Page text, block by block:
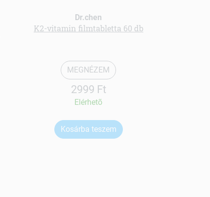
Dr.chen
K2-vitamin filmtabletta 60 db
MEGNÉZEM
2999 Ft
Elérhetõ
Kosárba teszem